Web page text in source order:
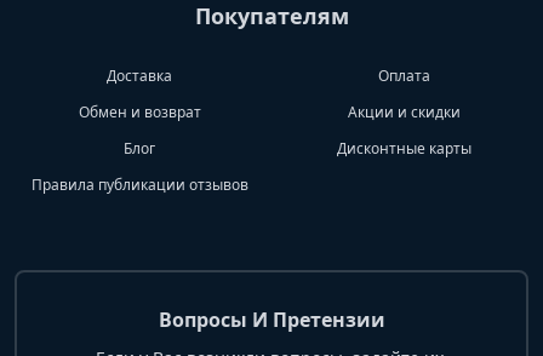
Покупателям
Доставка
Оплата
Обмен и возврат
Акции и скидки
Блог
Дисконтные карты
Правила публикации отзывов
Вопросы И Претензии